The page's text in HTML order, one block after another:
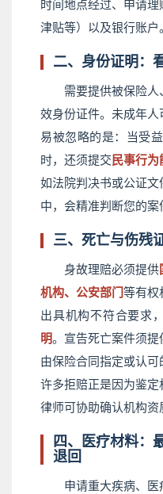
时间地点经过、申请
津贴等）以及银行账户
二、身份证明：
需要提供被保险
效身份证件。未成年
易被忽略的是：当受
时，还须提交 民事行
如法院判决书或公证文
中，会精准判断您的案
三、死亡与伤残
身故理赔必须提供
机构、公安部门等有权
出具机构不符合要求
明。宣告死亡案件须
由保险合同指定或认
许多拒赔正是因为鉴定
律师可协助确认机构资
四、医疗材料：
退回
申请重大疾病、医